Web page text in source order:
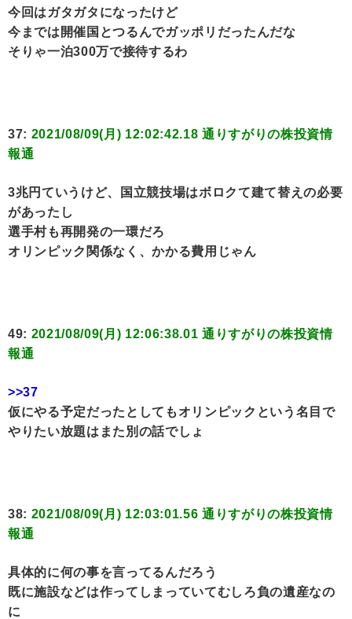
今回はガタガタになったけど
今までは開催国とつるんでガッポリだったんだな
そりゃ一泊300万で接待するわ
37: 2021/08/09(月) 12:02:42.18 通りすがりの株投資情
報通
3兆円ていうけど、国立競技場はボロクて建て替えの必要
があったし
選手村も再開発の一環だろ
オリンピック関係なく、かかる費用じゃん
49: 2021/08/09(月) 12:06:38.01 通りすがりの株投資情
報通
>>37
仮にやる予定だったとしてもオリンピックという名目で
やりたい放題はまた別の話でしょ
38: 2021/08/09(月) 12:03:01.56 通りすがりの株投資情
報通
具体的に何の事を言ってるんだろう
既に施設などは作ってしまっていてむしろ負の遺産なの
に